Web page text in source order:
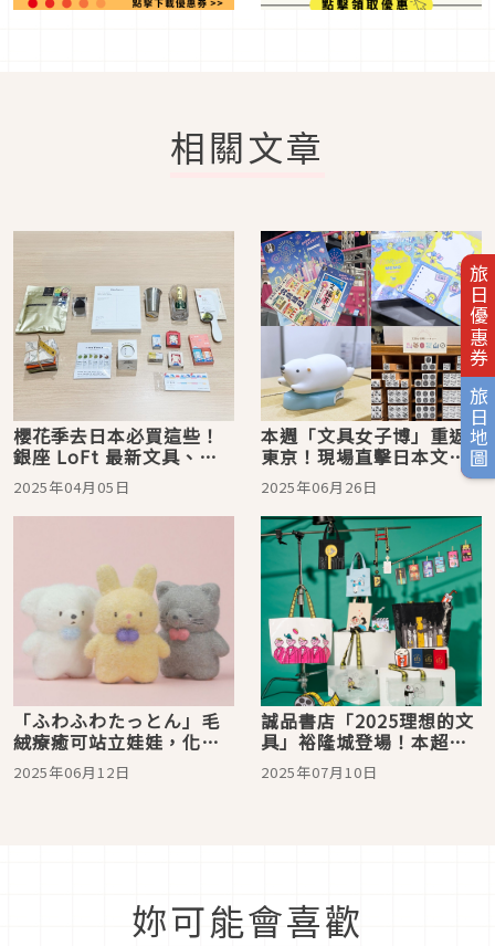
旅日優惠券
旅日地圖
相關文章
櫻花季去日本必買這些！
銀座 LoFt 最新文具、雜
貨、美妝、伴手禮人氣商
品 TOP 3
2025年04月05日
本週「文具女子博」重返
東京！現場直擊日本文具
迷的最大盛會
2025年06月26日
「ふわふわたっとん」毛
絨療癒可站立娃娃，化身
造型便條紙與植絨公仔，
文具控與公仔控不容錯
2025年06月12日
誠品書店「2025理想的文
具」裕隆城登場！本超人
氣插畫家unpis擔綱導演！
首波搶先獻映LAMY、
2025年07月10日
妳可能會喜歡